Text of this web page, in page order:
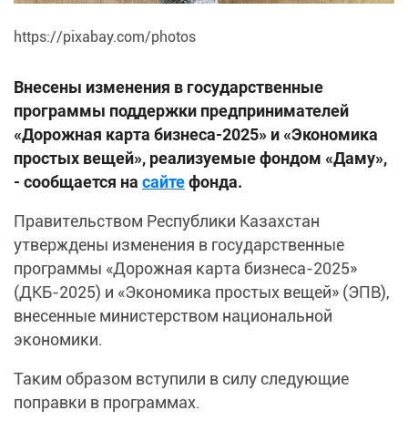
https://pixabay.com/photos
Внесены изменения в государственные
программы поддержки предпринимателей
«Дорожная карта бизнеса-2025» и «Экономика
простых вещей», реализуемые фондом «Даму»,
- сообщается на сайтефонда.
Правительством Республики Казахстан
утверждены изменения в государственные
программы «Дорожная карта бизнеса-2025»
(ДКБ-2025) и «Экономика простых вещей» (ЭПВ),
внесенные министерством национальной
экономики.
Таким образом вступили в силу следующие
поправки в программах.